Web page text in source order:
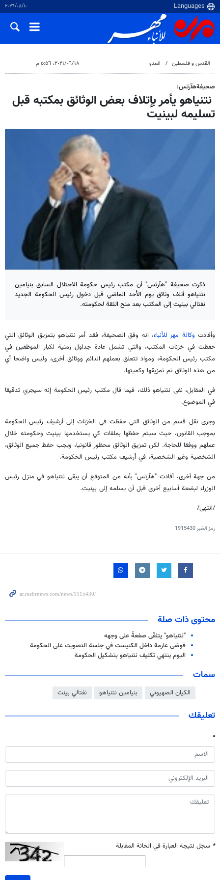
١٠‏/٠٨‏/٢٠٢٦
القدس و فلسطین العدو ١٨‏/٠٦‏/٢٠٢١، ٥:٥٦ م
صحیفةهآرتس:
نتنياهو يأمر بإتلاف بعض الوثائق بمكتبه قبل
تسليمه لبينيت
ذكرت صحيفة "هآرتس" أن مكتب رئيس حكومة الاحتلال السابق بنيامين
نتنياهو أتلف وثائق يوم الأحد الماضي قبل دخول رئيس الحكومة الجديد
نفتالي بينيت إلى المكتب بعد منح الثقة لحكومته.
وأفادت وكالة مهر للأنباء، انه وفق الصحيفة، فقد أمر نتنياهو بتمزيق الوثائق التي
حفظت في خزنات المكتب، والتي تشمل عادة جداول زمنية لكبار الموظفين في
مكتب رئيس الحكومة، ومواد تتعلق بعملهم الدائم ووثائق أخرى، وليس واضحا أي
من هذه الوثائق تم تمزيقها وكميتها.
في المقابل، نفى نتنياهو ذلك، فيما قال مكتب رئيس الحكومة إنه سيجري تدقيقا
في الموضوع.
وجرى نقل قسم من الوثائق التي حفظت في الخزنات إلى أرشيف رئيس الحكومة
بموجب القانون، حيث سيتم حفظها بملفات كي يستخدمها بينيت وحكومته خلال
عملهم ووفقا للحاجة. لكن تمزيق الوثائق محظور قانونيا، ويجب حفظ جميع الوثائق،
الشخصية وغير الشخصية، في أرشيف مكتب رئيس الحكومة.
من جهة أخرى، أفادت "هآرتس" بأنه من المتوقع أن يبقى نتنياهو في منزل رئيس
الوزراء لبضعة أسابيع أخرى قبل أن يسلمه إلى بينيت.
/انتهى/
رمز الخبر1915430
محتوى ذات صلة
"نتنياهو" يتلقّى صفعةً على وجهه
فوضى عارمة داخل الكنيست في جلسة التصويت على الحكومة
اليوم ينتهي تكليف نتنياهو بتشكيل الحكومة
سمات
الكيان الصهيوني بنيامين نتنياهو نفتالي بينت
تعليقك
* سجل نتيجة العبارة في الخانة المقابلة